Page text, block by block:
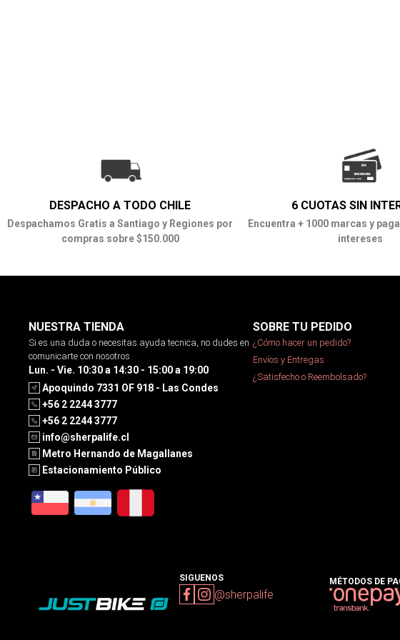
DESPACHO A TODO CHILE
Despachamos Gratis a Santiago y Regiones por
compras sobre $150.000
6 CUOTAS SIN
Encuentra + 1000 marcas y
intereses
NUESTRA TIENDA
Si es una duda o necesitas ayuda tecnica, no dudes en
comunicarte con nosotros
Lun. - Vie. 10:30 a 14:30 - 15:00 a 19:00
Apoquindo 7331 OF 918 - Las Condes
+56 2 2244 3777
+56 2 2244 3777
info@sherpalife.cl
Metro Hernando de Magallanes
Estacionamiento Público
SOBRE TU PEDIDO
¿Cómo hacer un pedido?
Envíos y Entregas
¿Satisfecho o Reembolsado?
SIGUENOS
@sherpalife
MÉTODOS DE